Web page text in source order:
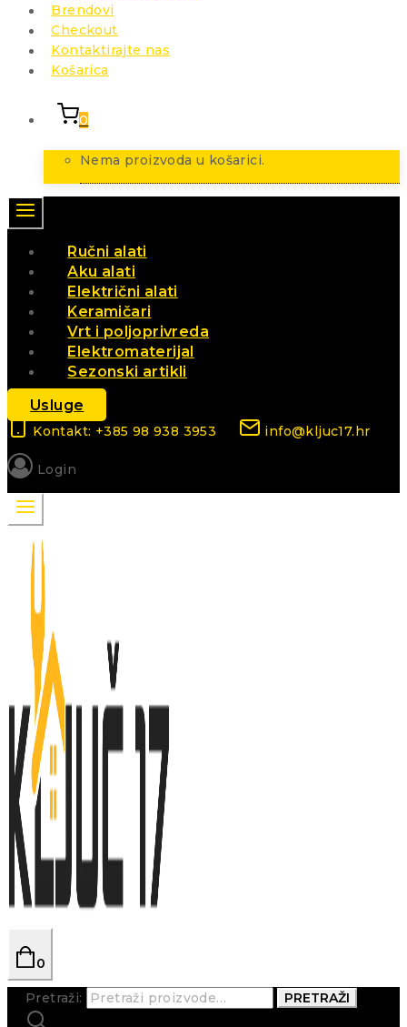
Brendovi
Checkout
Kontaktirajte nas
Košarica
0
Nema proizvoda u košarici.
Ručni alati
Aku alati
Električni alati
Keramičari
Vrt i poljoprivreda
Elektromaterijal
Sezonski artikli
Usluge
Kontakt: +385 98 938 3953 info@kljuc17.hr
Login
0
Pretraži: PRETRAŽI